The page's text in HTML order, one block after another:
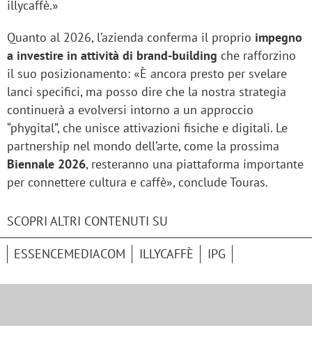
illycaffè.»
Quanto al 2026, l’azienda conferma il proprio impegno
a investire in attività di brand-building che rafforzino
il suo posizionamento: «È ancora presto per svelare
lanci specifici, ma posso dire che la nostra strategia
continuerà a evolversi intorno a un approccio
“phygital”, che unisce attivazioni fisiche e digitali. Le
partnership nel mondo dell’arte, come la prossima
Biennale 2026, resteranno una piattaforma importante
per connettere cultura e caffè», conclude Touras.
SCOPRI ALTRI CONTENUTI SU
ESSENCEMEDIACOM ILLYCAFFÈ IPG